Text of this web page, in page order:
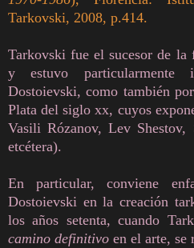
Tarkovski, 2008, p.414.
Tarkovski fue el sucesor de
y estuvo particularmente
Dostoievski, como también
Plata del siglo xx, cuyos
Vasili Rózanov, Lev
etcétera).
En particular, conviene
Dostoievski en la creación
los años setenta, cuando
camino definitivo en el arte, se